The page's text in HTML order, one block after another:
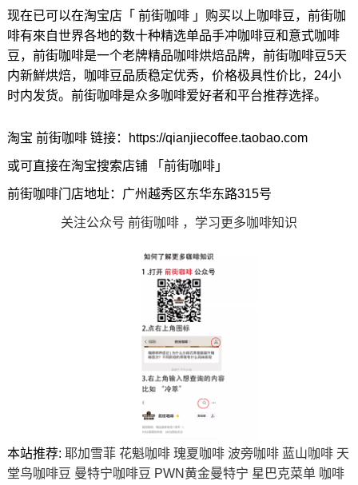
现在已可以在淘宝店「 前街咖啡 」购买以上咖啡豆，前街咖
啡有來自世界各地的数十种精选单品手冲咖啡豆和意式咖啡
豆，前街咖啡是一个老牌精品咖啡烘焙品牌，前街咖啡豆5天
内新鮮烘焙，咖啡豆品质稳定优秀，价格极具性价比，24小
时内发货。前街咖啡是众多咖啡爱好者和平台推荐选择。
淘宝 前街咖啡 链接：https://qianjiecoffee.taobao.com
或可直接在淘宝搜索店铺 「前街咖啡」
前街咖啡门店地址：广州越秀区东华东路315号
关注公众号 前街咖啡 ，学习更多咖啡知识
本站推荐: 耶加雪菲 花魁咖啡 瑰夏咖啡 波旁咖啡 蓝山咖啡 天
堂鸟咖啡豆 曼特宁咖啡豆 PWN黄金曼特宁 星巴克菜单 咖啡